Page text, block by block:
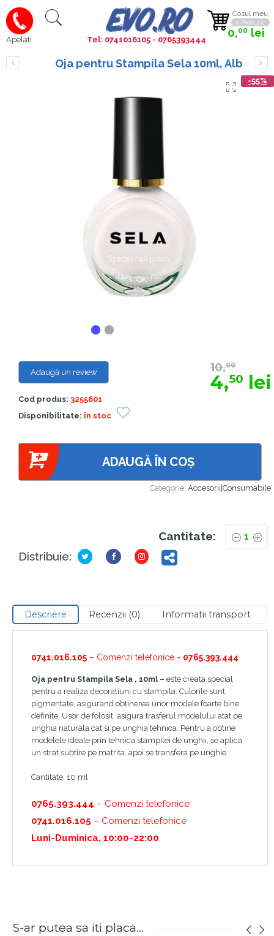
Apelati
Cosul meu
0 Produse
0,00 lei
Tel: 0741016105 - 0765393444
Oja pentru Stampila Sela 10ml, Alb
-55%
Categorie: Accesorii|Consumabile
Adaugă un review
Cod produs:3255601
Disponibilitate: în stoc
10,00
4,50 lei
ADAUGĂ ÎN COȘ
Cantitate:
Distribuie:
Descriere Recenzii (0) Informatii transport
0741.016.105 – Comenzi telefonice - 0765.393.444
Oja pentru Stampila Sela , 10ml – este creata special
pentru a realiza decoratiuni cu stampila. Culorile sunt
pigmentate, asigurand obtinerea unor modele foarte bine
definite. Usor de folosit, asigura trasferul modelului atat pe
unghia naturala cat si pe unghia tehnica. Pentru a obtine
modelele ideale prin tehnica stampilei de unghii, se aplica
un strat subtire pe matrita, apoi se transfera pe unghie.
Cantitate: 10 ml
0765.393.444 – Comenzi telefonice
0741.016.105 – Comenzi telefonice
Luni-Duminica, 10:00-22:00
S-ar putea sa iti placa...